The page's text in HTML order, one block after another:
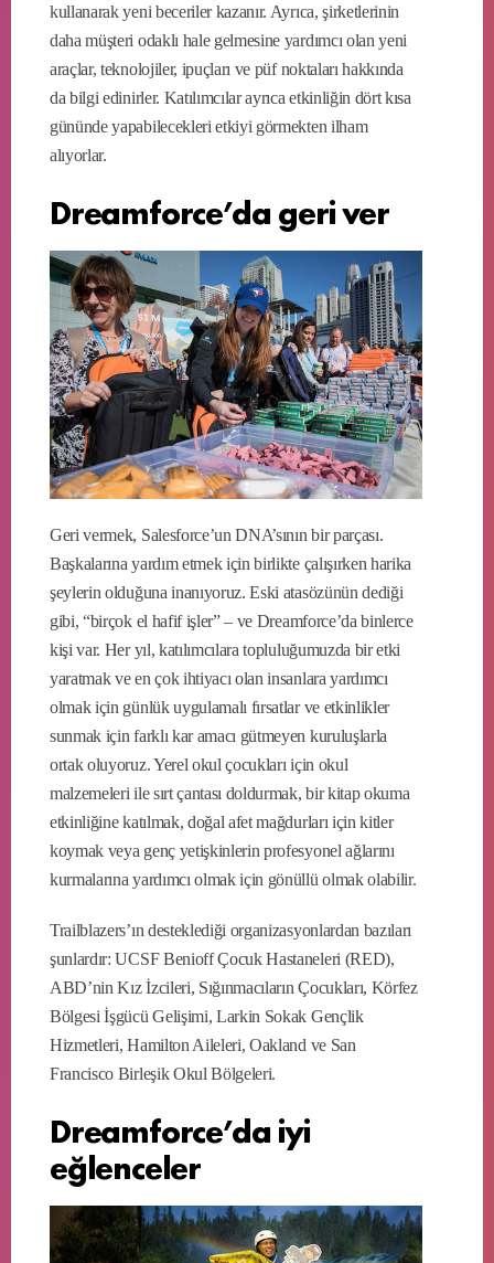
kullanarak yeni beceriler kazanır. Ayrıca, şirketlerinin
daha müşteri odaklı hale gelmesine yardımcı olan yeni
araçlar, teknolojiler, ipuçları ve püf noktaları hakkında
da bilgi edinirler. Katılımcılar ayrıca etkinliğin dört kısa
gününde yapabilecekleri etkiyi görmekten ilham
alıyorlar.
Dreamforce’da geri ver
Geri vermek, Salesforce’un DNA’sının bir parçası.
Başkalarına yardım etmek için birlikte çalışırken harika
şeylerin olduğuna inanıyoruz. Eski atasözünün dediği
gibi, “birçok el hafif işler” – ve Dreamforce’da binlerce
kişi var. Her yıl, katılımcılara topluluğumuzda bir etki
yaratmak ve en çok ihtiyacı olan insanlara yardımcı
olmak için günlük uygulamalı fırsatlar ve etkinlikler
sunmak için farklı kar amacı gütmeyen kuruluşlarla
ortak oluyoruz. Yerel okul çocukları için okul
malzemeleri ile sırt çantası doldurmak, bir kitap okuma
etkinliğine katılmak, doğal afet mağdurları için kitler
koymak veya genç yetişkinlerin profesyonel ağlarını
kurmalarına yardımcı olmak için gönüllü olmak olabilir.
Trailblazers’ın desteklediği organizasyonlardan bazıları
şunlardır: UCSF Benioff Çocuk Hastaneleri (RED),
ABD’nin Kız İzcileri, Sığınmacıların Çocukları, Körfez
Bölgesi İşgücü Gelişimi, Larkin Sokak Gençlik
Hizmetleri, Hamilton Aileleri, Oakland ve San
Francisco Birleşik Okul Bölgeleri.
Dreamforce’da iyi
eğlenceler